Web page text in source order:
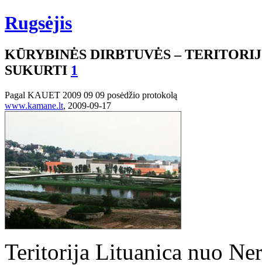
Rugsėjis
KŪRYBINĖS DIRBTUVĖS –
SUKURTI 1
Pagal KAUET 2009 09 09 posėdžio protokolą
www.kamane.lt, 2009-09-17
Teritorija Lituanica nuo